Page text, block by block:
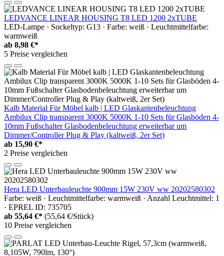
LEDVANCE LINEAR HOUSING T8 LED 1200 2xTUBE
LED-Lampe · Sockeltyp: G13 · Farbe: weiß · Leuchtmittelfarbe:
warmweiß
ab 8,98 €*
5 Preise vergleichen
Kalb Material Für Möbel kalb | LED Glaskantenbeleuchtung
Ambilux Clip transparent 3000K 5000K 1-10 Sets für Glasböden 4-
10mm Fußschalter Glasbodenbeleuchtung erweiterbar um
Dimmer/Controller Plug & Play (kaltweiß, 2er Set)
ab 15,90 €*
2 Preise vergleichen
Hera LED Unterbauleuchte 900mm 15W 230V ww 20202580302
Farbe: weiß · Leuchtmittelfarbe: warmweiß · Anzahl Leuchtmittel: 1
· EPREL ID: 735705
ab 55,64 €* (55,64 €/Stück)
10 Preise vergleichen